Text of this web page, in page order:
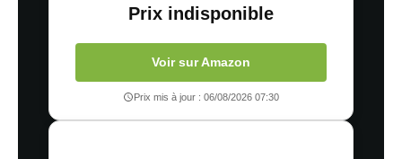
Prix indisponible
Voir sur Amazon
Prix mis à jour : 06/08/2026 07:30